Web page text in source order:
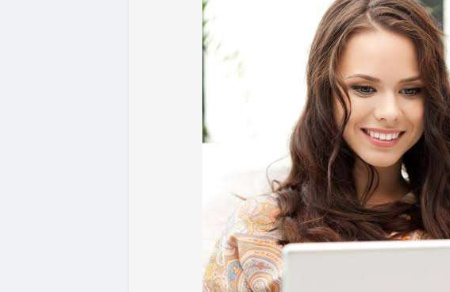
- Quy định & Pháp lý: Brazil công bố quy định mới có hiệu
24h đối với các giao dịch crypto trên 10.000 USD chuyển
hoặc ví tự quản. Fork BIP-110 của Bitcoin khai thác thành
hashpower, khoảng cách giữa các block kéo dài nhiều giờ.
Lời khuyên từ chuyên gia: Thị trường đang trong giai
ưu thế. Nhà đầu tư nên tránh FOMO, tập trung quản trị rủi
từ dòng vốn ETF (tuần tốt nhất kể từ tháng 4 với 1 tỷ USD)
Xem chi tiết các bài viết đầy đủ tại dòng thời gian của
#feargreedindex #bip110fork